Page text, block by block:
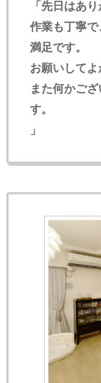
「先日はあ
作業も丁寧
満足です。
お願いしてよ
また何かご
す。
」